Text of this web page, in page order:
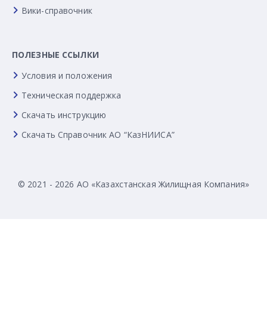
Вики-справочник
ПОЛЕЗНЫЕ ССЫЛКИ
Условия и положения
Техническая поддержка
Скачать инструкцию
Скачать Справочник АО “КазНИИСА”
© 2021 - 2026 АО «Казахстанская Жилищная Компания»